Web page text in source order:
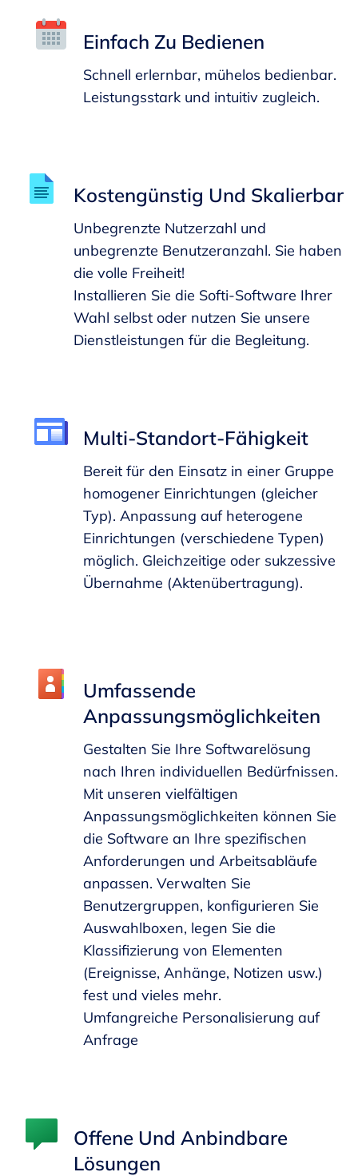
Einfach Zu Bedienen
Schnell erlernbar, mühelos bedienbar.
Leistungsstark und intuitiv zugleich.
Kostengünstig Und Skalierbar
Unbegrenzte Nutzerzahl und
unbegrenzte Benutzeranzahl. Sie haben
die volle Freiheit!
Installieren Sie die Softi-Software Ihrer
Wahl selbst oder nutzen Sie unsere
Dienstleistungen für die Begleitung.
Multi-Standort-Fähigkeit
Bereit für den Einsatz in einer Gruppe
homogener Einrichtungen (gleicher
Typ). Anpassung auf heterogene
Einrichtungen (verschiedene Typen)
möglich. Gleichzeitige oder sukzessive
Übernahme (Aktenübertragung).
Umfassende
Anpassungsmöglichkeiten
Gestalten Sie Ihre Softwarelösung
nach Ihren individuellen Bedürfnissen.
Mit unseren vielfältigen
Anpassungsmöglichkeiten können Sie
die Software an Ihre spezifischen
Anforderungen und Arbeitsabläufe
anpassen. Verwalten Sie
Benutzergruppen, konfigurieren Sie
Auswahlboxen, legen Sie die
Klassifizierung von Elementen
(Ereignisse, Anhänge, Notizen usw.)
fest und vieles mehr.
Umfangreiche Personalisierung auf
Anfrage
Offene Und Anbindbare
Lösungen